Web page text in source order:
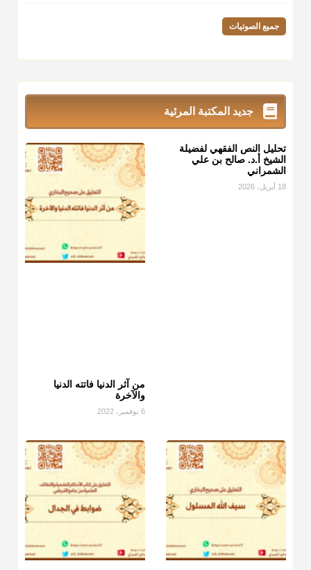
جميع الصوتيات
جديد المكتبة المرئية
تحليل النص الفقهي لفضيلة
الشيخ أ.د. صالح بن علي
الشمراني
18 أبريل، 2026
من آثر الدنيا فاتته الدنيا
والآخرة
6 نوفمبر، 2022